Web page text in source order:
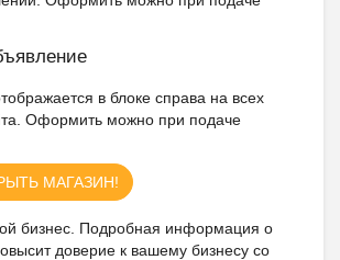
в блоке справа на всех
Оформить можно при подаче
МАГАЗИН!
бизнес. Подробная информация о
доверие к вашему бизнесу со